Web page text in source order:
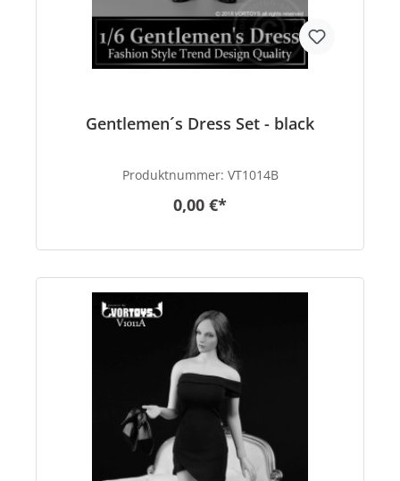
Gentlemen´s Dress Set - black
Produktnummer: VT1014B
0,00 €*